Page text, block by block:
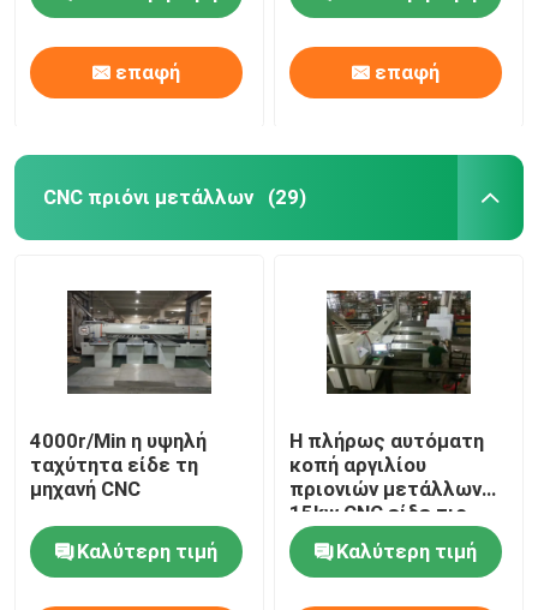
αργιλίου
επαφή επαφή
CNC πριόνι μετάλλων (29)
4000r/Min η υψηλή
ταχύτητα είδε τη
μηχανή CNC
Καλύτερη τιμή
Η πλήρως αυτόματη
κοπή αργιλίου
πριονιών μετάλλων
15kw CNC είδε τις
μηχανές 4000r/min
Καλύτερη τιμή